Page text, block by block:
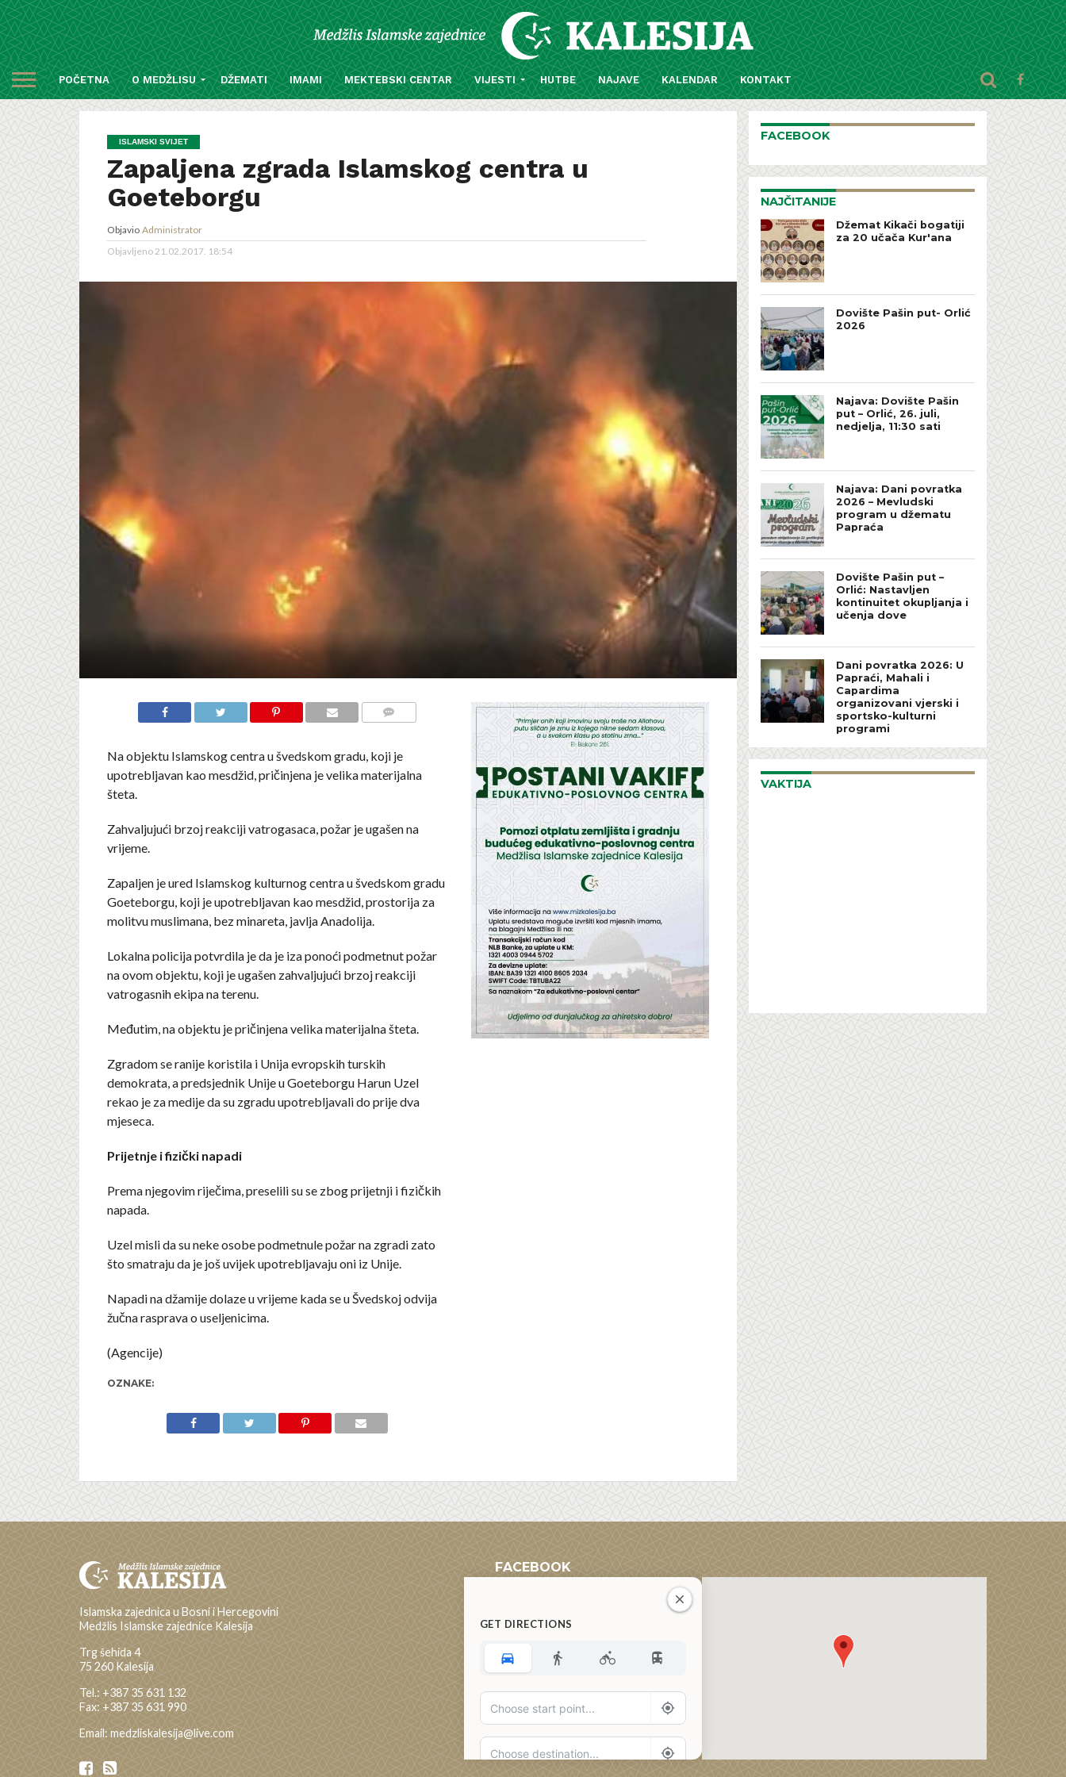
POČETNA O MEDŽLISU DŽEMATI IMAMI MEKTEBSKI CENTAR VIJESTI HUTBE NAJAVE KALENDAR KONTAKT
ISLAMSKI SVIJET
Zapaljena zgrada Islamskog centra u
Goeteborgu
Objavio Administrator
Objavljeno21.02.2017. 18:54
Na objektu Islamskog centra u švedskom gradu, koji je
upotrebljavan kao mesdžid, pričinjena je velika materijalna
šteta.
Zahvaljujući brzoj reakciji vatrogasaca, požar je ugašen na
vrijeme.
Zapaljen je ured Islamskog kulturnog centra u švedskom gradu
Goeteborgu, koji je upotrebljavan kao mesdžid, prostorija za
molitvu muslimana, bez minareta, javlja Anadolija.
Lokalna policija potvrdila je da je iza ponoći podmetnut požar
na ovom objektu, koji je ugašen zahvaljujući brzoj reakciji
vatrogasnih ekipa na terenu.
Međutim, na objektu je pričinjena velika materijalna šteta.
Zgradom se ranije koristila i Unija evropskih turskih
demokrata, a predsjednik Unije u Goeteborgu Harun Uzel
rekao je za medije da su zgradu upotrebljavali do prije dva
mjeseca.
Prijetnje i fizički napadi
Prema njegovim riječima, preselili su se zbog prijetnji i fizičkih
napada.
Uzel misli da su neke osobe podmetnule požar na zgradi zato
što smatraju da je još uvijek upotrebljavaju oni iz Unije.
Napadi na džamije dolaze u vrijeme kada se u Švedskoj odvija
žučna rasprava o useljenicima.
(Agencije)
OZNAKE:
FACEBOOK
NAJČITANIJE
Džemat Kikači bogatiji
za 20 učača Kur'ana
Dovište Pašin put- Orlić
2026
Najava: Dovište Pašin
put – Orlić, 26. juli,
nedjelja, 11:30 sati
Najava: Dani povratka
2026 – Mevludski
program u džematu
Papraća
Dovište Pašin put –
Orlić: Nastavljen
kontinuitet okupljanja i
učenja dove
Dani povratka 2026: U
Papraći, Mahali i
Capardima
organizovani vjerski i
sportsko-kulturni
programi
VAKTIJA
Islamska zajednica u Bosni i Hercegovini
Medžlis Islamske zajednice Kalesija
Trg šehida 4
75 260 Kalesija
Tel.: +387 35 631 132
Fax: +387 35 631 990
Email: medzliskalesija@live.com
FACEBOOK
GET DIRECTIONS